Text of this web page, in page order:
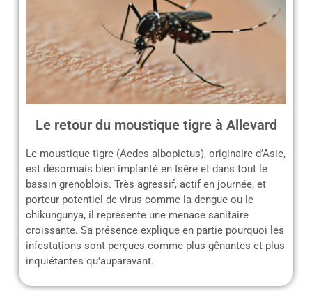
Le retour du moustique tigre à Allevard
Le moustique tigre (Aedes albopictus), originaire d’Asie,
est désormais bien implanté en Isère et dans tout le
bassin grenoblois. Très agressif, actif en journée, et
porteur potentiel de virus comme la dengue ou le
chikungunya, il représente une menace sanitaire
croissante. Sa présence explique en partie pourquoi les
infestations sont perçues comme plus gênantes et plus
inquiétantes qu’auparavant.